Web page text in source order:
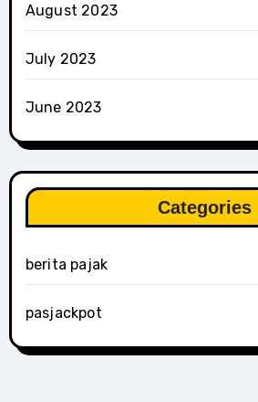
August 2023
July 2023
June 2023
Categories
berita pajak
pasjackpot